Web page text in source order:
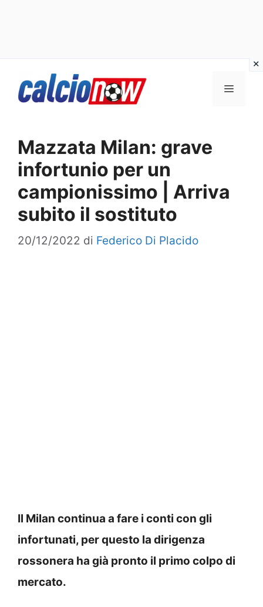
Menu
Mazzata Milan: grave
infortunio per un
campionissimo | Arriva
subito il sostituto
20/12/2022 di Federico Di Placido
Il Milan continua a fare i conti con gli
infortunati, per questo la dirigenza
rossonera ha già pronto il primo colpo di
mercato.